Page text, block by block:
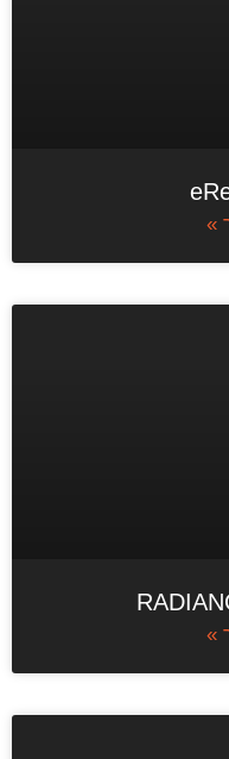
»
»